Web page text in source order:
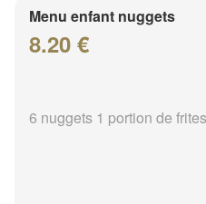
Menu enfant nuggets
8.20 €
6 nuggets 1 portion de